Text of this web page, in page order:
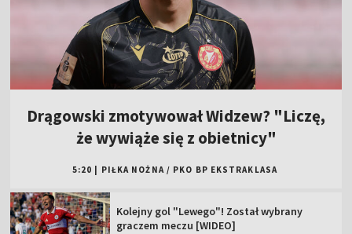
Drągowski zmotywował Widzew? "Liczę,
że wywiąże się z obietnicy"
5:20 PIŁKA NOŻNA / PKO BP EKSTRAKLASA
Kolejny gol "Lewego"! Został wybrany
graczem meczu [WIDEO]